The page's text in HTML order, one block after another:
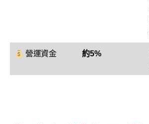
營運資金 約5%